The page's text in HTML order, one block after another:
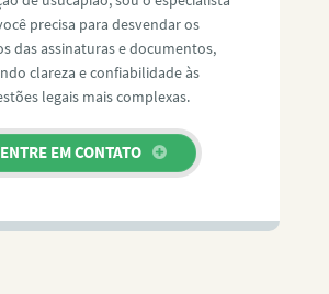
precisa para desvendar os
das assinaturas e documentos,
clareza e confiabilidade às
legais mais complexas.
ENTRE EM CONTATO